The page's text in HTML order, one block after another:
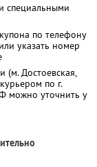
специальными
по телефону
указать номер
Достоевская,
по г.
можно уточнить у